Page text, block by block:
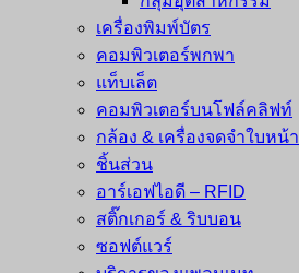
เครื่องพิมพ์บัตร
คอมพิวเตอร์พกพา
แท็บเล็ต
คอมพิวเตอร์บนโฟล์คลิฟท์
กล้อง & เครื่องจดจำใบหน้า
ชิ้นส่วน
อาร์เอฟไอดี – RFID
สติ๊กเกอร์ & ริบบอน
ซอฟต์แวร์